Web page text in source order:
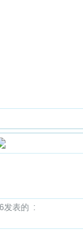
发表的 :